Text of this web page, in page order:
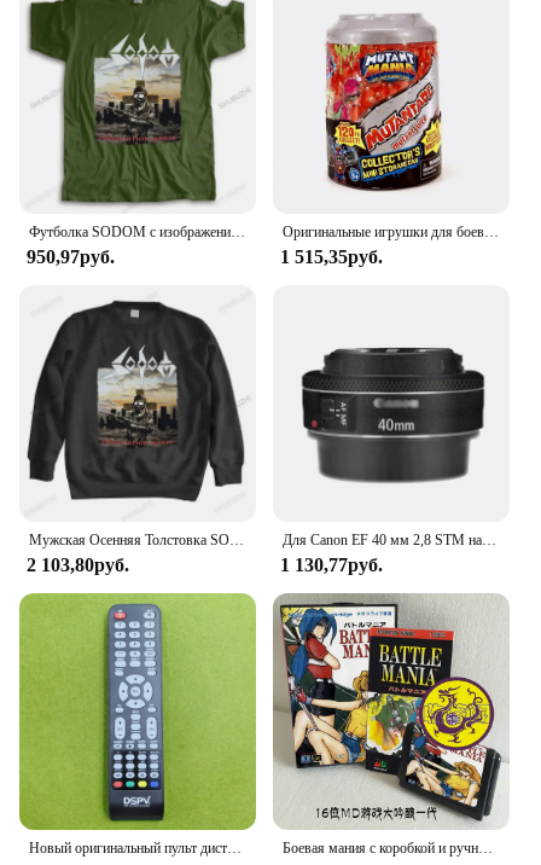
Футболка SODOM с изображением гонения, новые мужские футболки из хлопка, женские футболки и топы, футболка с рисунком в стиле хип-хоп
950,97руб.
Оригинальные игрушки для боевых борецов Mutant Mania, боевые фигурки, игрушки Akedo для детей, настольная игра для боевых действий, игрушки
1 515,35руб.
Мужская Осенняя Толстовка SODOM, новые мужские хлопковые толстовки с рисунком преследования, худи в стиле хип-хоп
2 103,80руб.
Для Canon EF 40 мм 2,8 STM наклейка на объектив для Canon EF40 F2.8 защитная пленка на объектив 40 2,8 Защитная Наклейка для canon 40 мм 2,8
1 130,77руб.
Новый оригинальный пульт дистанционного управления DSPV для всех дисплеев MANIA для DSP светодиодный LCD TV Боевая мания с коробкой и ручным картриджем для 16-битной игровой карты Sega MD, MegaDrive Genesis System